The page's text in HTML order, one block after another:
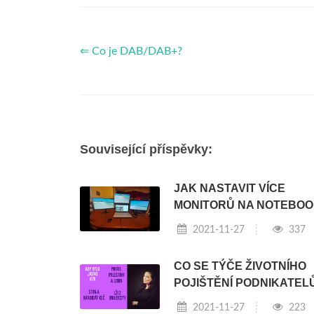
⇐ Co je DAB/DAB+?
Související příspěvky:
JAK NASTAVIT VÍCE
MONITORŮ NA
2021-11-27 337
CO SE TÝČE ŽIVOTNÍHO
POJIŠTĚNÍ
2021-11-27 223